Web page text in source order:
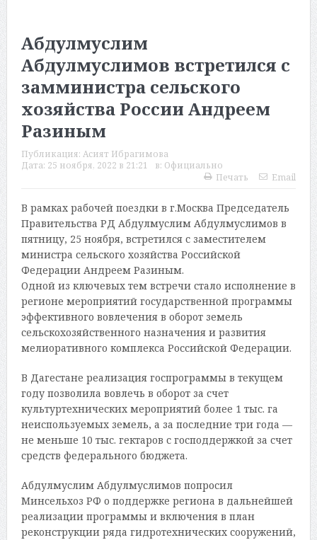
Абдулмуслим
Абдулмуслимов встретился с
замминистра сельского
хозяйства России Андреем
Разиным
Публикация: Асият Ибрагимова
Дата: 25 ноября, 2022 в 21:21 в: Официально
Печать
Email
В рамках рабочей поездки в г.Москва Председатель
Правительства РД Абдулмуслим Абдулмуслимов в
пятницу, 25 ноября, встретился с заместителем
министра сельского хозяйства Российской
Федерации Андреем Разиным.
Одной из ключевых тем встречи стало исполнение в
регионе мероприятий государственной программы
эффективного вовлечения в оборот земель
сельскохозяйственного назначения и развития
мелиоративного комплекса Российской Федерации.
В Дагестане реализация госпрограммы в текущем
году позволила вовлечь в оборот за счет
культуртехнических мероприятий более 1 тыс. га
неиспользуемых земель, а за последние три года —
не меньше 10 тыс. гектаров с господдержкой за счет
средств федерального бюджета.
Абдулмуслим Абдулмуслимов попросил
Минсельхоз РФ о поддержке региона в дальнейшей
реализации программы и включения в план
реконструкции ряда гидротехнических сооружений,